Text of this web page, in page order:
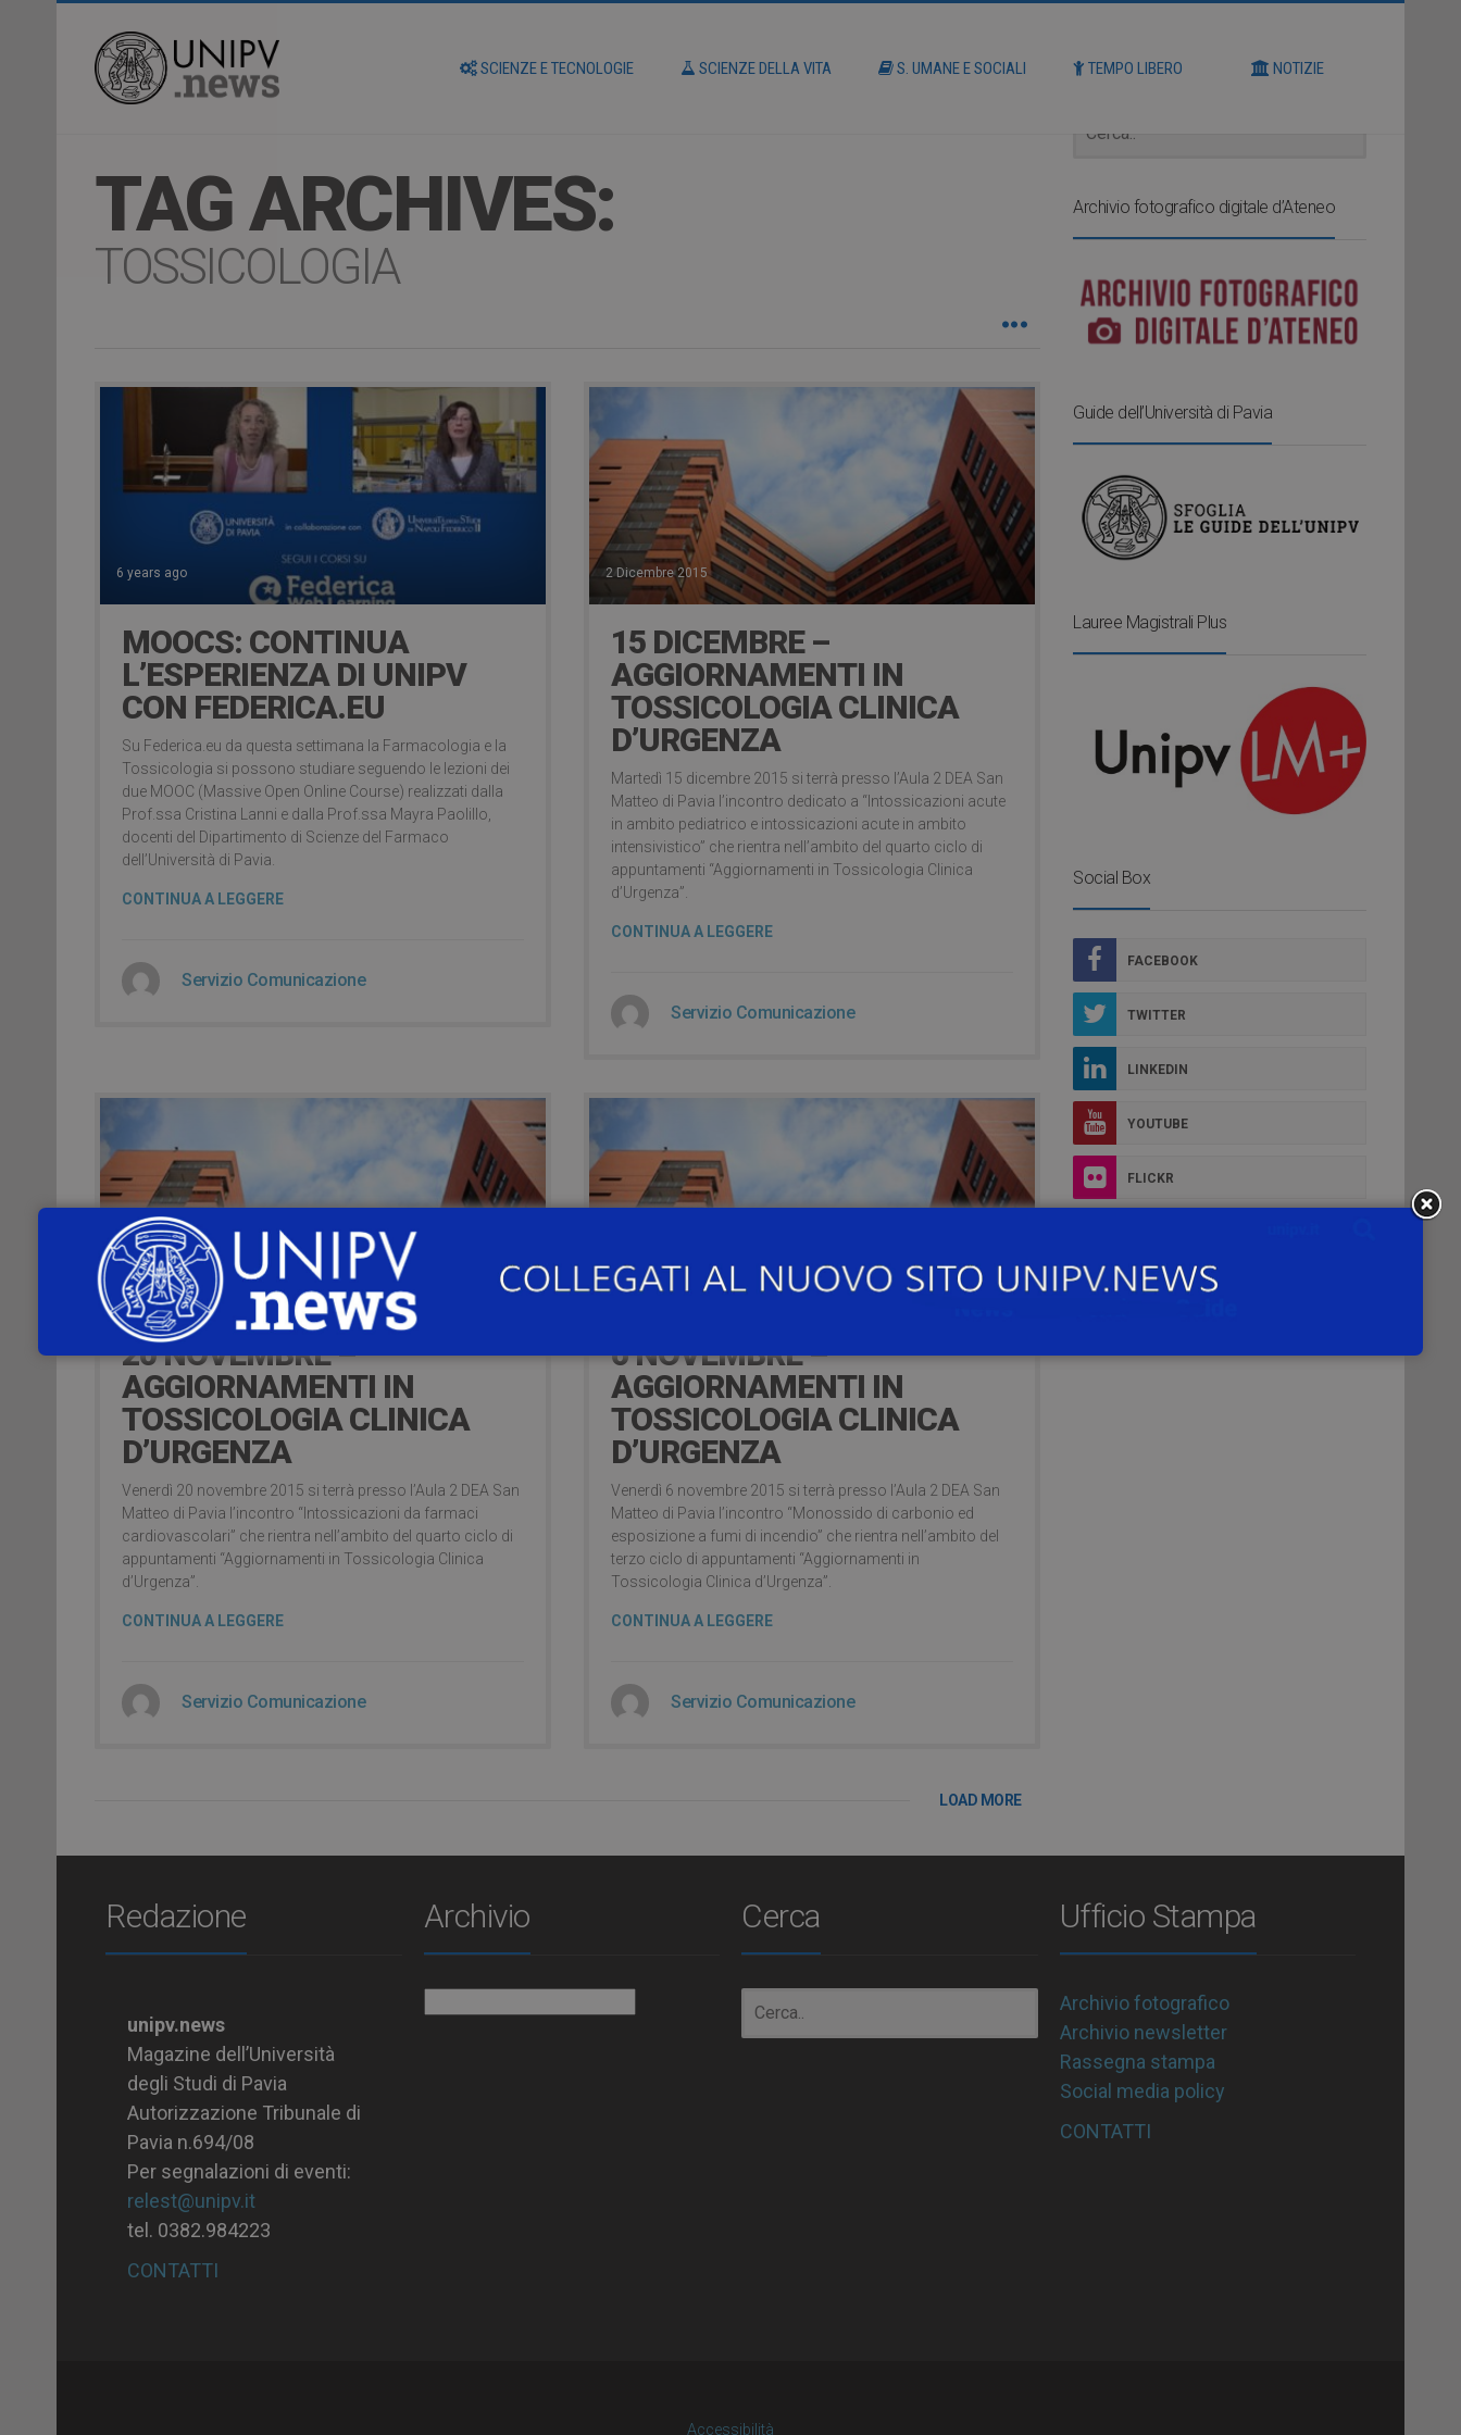
SCIENZE E TECNOLOGIE SCIENZE DELLA VITA S. UMANE E SOCIALI TEMPO LIBERO NOTIZIE
TAG ARCHIVES:
TOSSICOLOGIA
6 years ago
MOOCS: CONTINUA
L’ESPERIENZA DI UNIPV
CON FEDERICA.EU
Su Federica.eu da questa settimana la Farmacologia e la
Tossicologia si possono studiare seguendo le lezioni dei
due MOOC (Massive Open Online Course) realizzati dalla
Prof.ssa Cristina Lanni e dalla Prof.ssa Mayra Paolillo,
docenti del Dipartimento di Scienze del Farmaco
dell’Università di Pavia.
CONTINUA A LEGGERE
Servizio Comunicazione
2 Dicembre 2015
15 DICEMBRE –
AGGIORNAMENTI IN
TOSSICOLOGIA CLINICA
D’URGENZA
Martedì 15 dicembre 2015 si terrà presso l’Aula 2 DEA San
Matteo di Pavia l’incontro dedicato a “Intossicazioni acute
in ambito pediatrico e intossicazioni acute in ambito
intensivistico” che rientra nell’ambito del quarto ciclo di
appuntamenti “Aggiornamenti in Tossicologia Clinica
d’Urgenza”.
CONTINUA A LEGGERE
Servizio Comunicazione
11 years ago
20 NOVEMBRE –
AGGIORNAMENTI IN
TOSSICOLOGIA CLINICA
D’URGENZA
Venerdì 20 novembre 2015 si terrà presso l’Aula 2 DEA San
Matteo di Pavia l’incontro “Intossicazioni da farmaci
cardiovascolari” che rientra nell’ambito del quarto ciclo di
appuntamenti “Aggiornamenti in Tossicologia Clinica
d’Urgenza”.
CONTINUA A LEGGERE
Servizio Comunicazione
11 years ago
6 NOVEMBRE –
AGGIORNAMENTI IN
TOSSICOLOGIA CLINICA
D’URGENZA
Venerdì 6 novembre 2015 si terrà presso l’Aula 2 DEA San
Matteo di Pavia l’incontro “Monossido di carbonio ed
esposizione a fumi di incendio” che rientra nell’ambito del
terzo ciclo di appuntamenti “Aggiornamenti in
Tossicologia Clinica d’Urgenza”.
CONTINUA A LEGGERE
Servizio Comunicazione
LOAD MORE
Archivio fotografico digitale d’Ateneo
Guide dell’Università di Pavia
Lauree Magistrali Plus
Social Box
FACEBOOK
TWITTER
LINKEDIN
YOUTUBE
FLICKR
Redazione
unipv.news
Magazine dell’Università
degli Studi di Pavia
Autorizzazione Tribunale di
Pavia n.694/08
Per segnalazioni di eventi:
relest@unipv.it
tel. 0382.984223
CONTATTI
Archivio Cerca Ufficio Stampa
Archivio fotografico
Archivio newsletter
Rassegna stampa
Social media policy
CONTATTI
Accessibilità